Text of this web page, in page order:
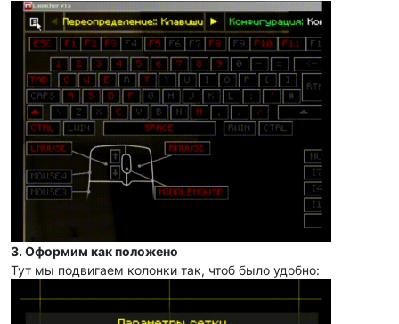
3. Оформим как положено
Тут мы подвигаем колонки так, чтоб было удобно: